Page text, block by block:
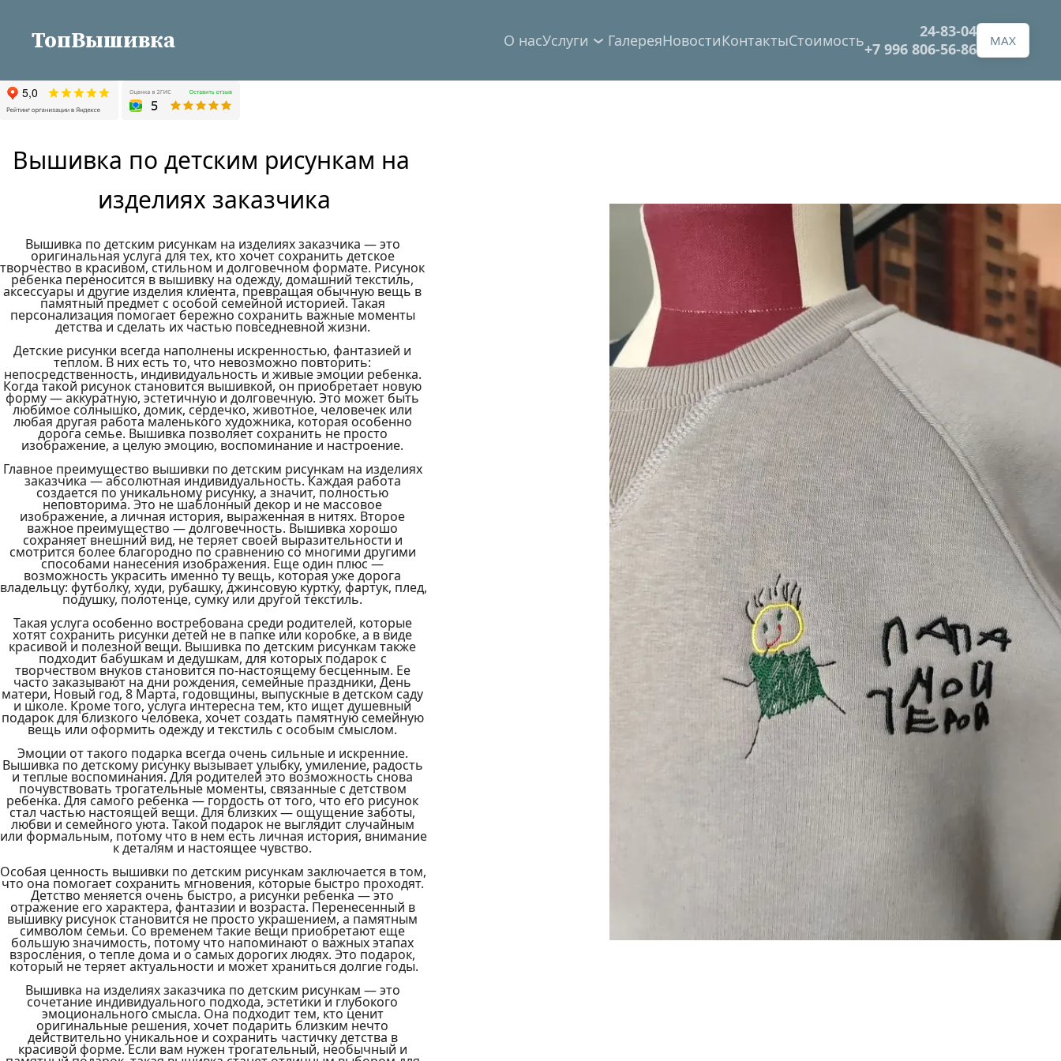
ТопВышивка О насУслуги ГалереяНовостиКонтактыСтоимость
24-83-04
+7 996 806-56-86
MAX
Вышивка по детским рисункам на
изделиях заказчика
Вышивка по детским рисункам на изделиях заказчика — это
оригинальная услуга для тех, кто хочет сохранить детское
творчество в красивом, стильном и долговечном формате. Рисунок
ребенка переносится в вышивку на одежду, домашний текстиль,
аксессуары и другие изделия клиента, превращая обычную вещь в
памятный предмет с особой семейной историей. Такая
персонализация помогает бережно сохранить важные моменты
детства и сделать их частью повседневной жизни.
Детские рисунки всегда наполнены искренностью, фантазией и
теплом. В них есть то, что невозможно повторить:
непосредственность, индивидуальность и живые эмоции ребенка.
Когда такой рисунок становится вышивкой, он приобретает новую
форму — аккуратную, эстетичную и долговечную. Это может быть
любимое солнышко, домик, сердечко, животное, человечек или
любая другая работа маленького художника, которая особенно
дорога семье. Вышивка позволяет сохранить не просто
изображение, а целую эмоцию, воспоминание и настроение.
Главное преимущество вышивки по детским рисункам на изделиях
заказчика — абсолютная индивидуальность. Каждая работа
создается по уникальному рисунку, а значит, полностью
неповторима. Это не шаблонный декор и не массовое
изображение, а личная история, выраженная в нитях. Второе
важное преимущество — долговечность. Вышивка хорошо
сохраняет внешний вид, не теряет своей выразительности и
смотрится более благородно по сравнению со многими другими
способами нанесения изображения. Еще один плюс —
возможность украсить именно ту вещь, которая уже дорога
владельцу: футболку, худи, рубашку, джинсовую куртку, фартук, плед,
подушку, полотенце, сумку или другой текстиль.
Такая услуга особенно востребована среди родителей, которые
хотят сохранить рисунки детей не в папке или коробке, а в виде
красивой и полезной вещи. Вышивка по детским рисункам также
подходит бабушкам и дедушкам, для которых подарок с
творчеством внуков становится по-настоящему бесценным. Ее
часто заказывают на дни рождения, семейные праздники, День
матери, Новый год, 8 Марта, годовщины, выпускные в детском саду
и школе. Кроме того, услуга интересна тем, кто ищет душевный
подарок для близкого человека, хочет создать памятную семейную
вещь или оформить одежду и текстиль с особым смыслом.
Эмоции от такого подарка всегда очень сильные и искренние.
Вышивка по детскому рисунку вызывает улыбку, умиление, радость
и теплые воспоминания. Для родителей это возможность снова
почувствовать трогательные моменты, связанные с детством
ребенка. Для самого ребенка — гордость от того, что его рисунок
стал частью настоящей вещи. Для близких — ощущение заботы,
любви и семейного уюта. Такой подарок не выглядит случайным
или формальным, потому что в нем есть личная история, внимание
к деталям и настоящее чувство.
Особая ценность вышивки по детским рисункам заключается в том,
что она помогает сохранить мгновения, которые быстро проходят.
Детство меняется очень быстро, а рисунки ребенка — это
отражение его характера, фантазии и возраста. Перенесенный в
вышивку рисунок становится не просто украшением, а памятным
символом семьи. Со временем такие вещи приобретают еще
большую значимость, потому что напоминают о важных этапах
взросления, о тепле дома и о самых дорогих людях. Это подарок,
который не теряет актуальности и может храниться долгие годы.
Вышивка на изделиях заказчика по детским рисункам — это
сочетание индивидуального подхода, эстетики и глубокого
эмоционального смысла. Она подходит тем, кто ценит
оригинальные решения, хочет подарить близким нечто
действительно уникальное и сохранить частичку детства в
красивой форме. Если вам нужен трогательный, необычный и